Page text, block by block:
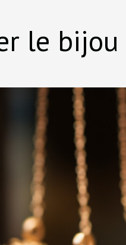
le bijou